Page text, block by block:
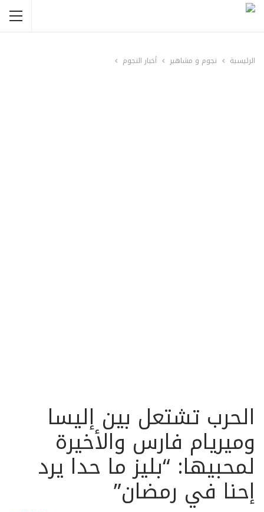
الرئيسية نجوم و مشاهير أخبار النجوم
الحرب تشتعل بين إليسا
وميريام فارس والأخيرة
لمحبيها: “بليز ما حدا يرد
إحنا في رمضان”